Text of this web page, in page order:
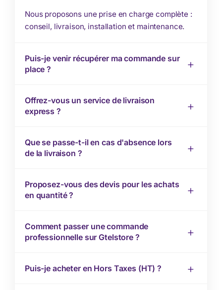
Nous proposons une prise en charge complète :
conseil, livraison, installation et maintenance.
Puis-je venir récupérer ma commande sur
place ?
Offrez-vous un service de livraison
express ?
Que se passe-t-il en cas d'absence lors
de la livraison ?
Proposez-vous des devis pour les achats
en quantité ?
Comment passer une commande
professionnelle sur Gtelstore ?
Puis-je acheter en Hors Taxes (HT) ?